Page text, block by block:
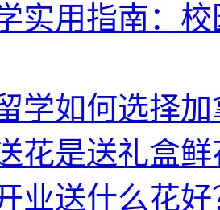
实用指南：
学如何选择
花是送礼盒
业送什么花